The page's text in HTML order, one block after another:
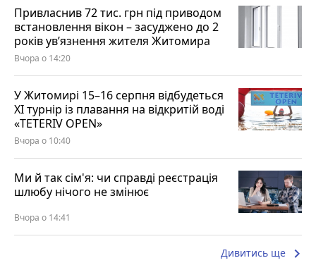
Привласнив 72 тис. грн під приводом
встановлення вікон – засуджено до 2
років ув’язнення жителя Житомира
Вчора о 14:20
У Житомирі 15–16 серпня відбудеться
XI турнір із плавання на відкритій воді
«TETERIV OPEN»
Вчора о 10:40
Ми й так сім'я: чи справді реєстрація
шлюбу нічого не змінює
Вчора о 14:41
Дивитись ще keyboard_arrow_right